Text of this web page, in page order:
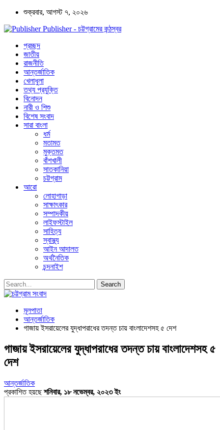
শুক্রবার, আগস্ট ৭, ২০২৬
Publisher - চট্টগ্রামের কন্ঠস্বর
প্রচ্ছদ
জাতীয়
রাজনীতি
আন্তর্জাতিক
খেলাধুলা
তথ্য প্রযুক্তি
বিনোদন
নারী ও শিশু
বিশেষ সংবাদ
সারা বাংলা
ধর্ম
মতামত
মুক্তমত
বাঁশখালী
সাতকানিয়া
চট্টগ্রাম
আরো
লোহাগাড়া
সাক্ষাৎকার
সম্পাদকীয়
লাইফস্টাইল
সাহিত্য
স্বাস্থ্য
আইন আদালত
অর্থনৈতিক
চন্দনাইশ
মূলপাতা
আন্তর্জাতিক
গাজায় ইসরায়েলের যুদ্ধাপরাধের তদন্ত চায় বাংলাদেশসহ ৫ দেশ
গাজায় ইসরায়েলের যুদ্ধাপরাধের তদন্ত চায় বাংলাদেশসহ ৫
দেশ
আন্তর্জাতিক
প্রকাশিত হয়ছেশনিবার, ১৮ নভেম্বর, ২০২৩ ইং